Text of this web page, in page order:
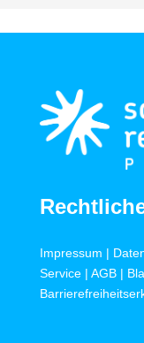
Impressum |
Service| AGB|